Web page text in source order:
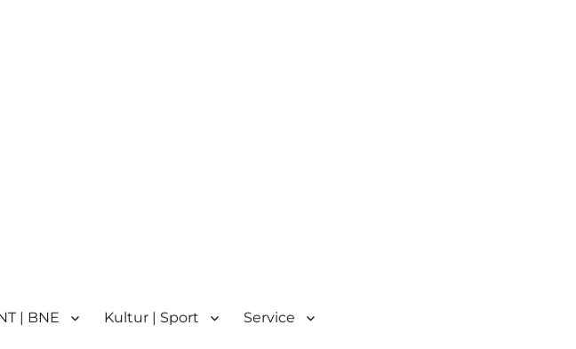
| BNE Kultur | Sport Service